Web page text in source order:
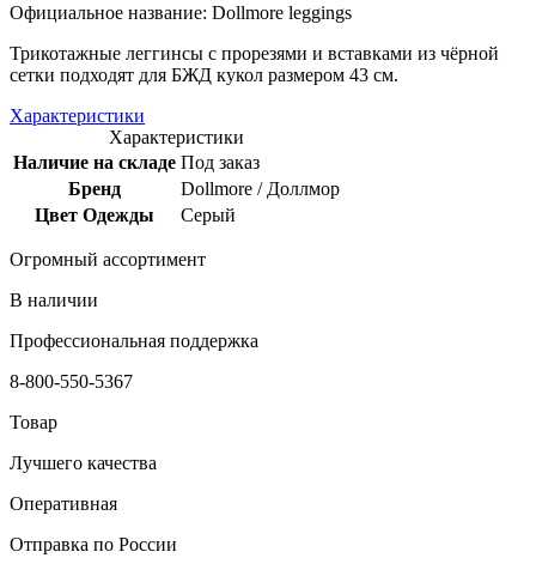
Официальное название: Dollmore leggings
Трикотажные леггинсы с прорезями и вставками из чёрной
сетки подходят для БЖД кукол размером 43 см.
Характеристики
Характеристики
Наличие на складе Под заказ
Бренд
Dollmore / Доллмор
Цвет Одежды
Серый
Огромный ассортимент
В наличии
Профессиональная поддержка
8-800-550-5367
Товар
Лучшего качества
Оперативная
Отправка по России